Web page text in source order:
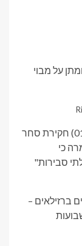
על מבוי
ממשלת ארצות הברית סיימה ביום שני (01/06) חקירת סחר
כי
סבירות"
של 25% על מוצרים ברזילאים –